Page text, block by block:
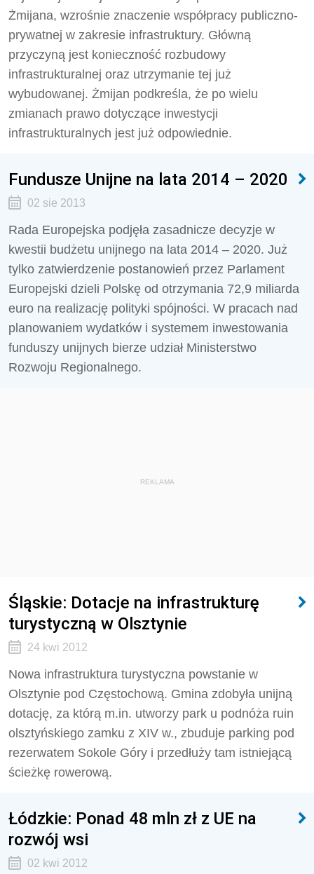
Żmijana, wzrośnie znaczenie współpracy publiczno-
prywatnej w zakresie infrastruktury. Główną
przyczyną jest konieczność rozbudowy
infrastrukturalnej oraz utrzymanie tej już
wybudowanej. Żmijan podkreśla, że po wielu
zmianach prawo dotyczące inwestycji
infrastrukturalnych jest już odpowiednie.
Fundusze Unijne na lata 2014 – 2020
02 sie 2013
Rada Europejska podjęła zasadnicze decyzje w
kwestii budżetu unijnego na lata 2014 – 2020. Już
tylko zatwierdzenie postanowień przez Parlament
Europejski dzieli Polskę od otrzymania 72,9 miliarda
euro na realizację polityki spójności. W pracach nad
planowaniem wydatków i systemem inwestowania
funduszy unijnych bierze udział Ministerstwo
Rozwoju Regionalnego.
REKLAMA
Śląskie: Dotacje na infrastrukturę
turystyczną w Olsztynie
24 kwi 2012
Nowa infrastruktura turystyczna powstanie w
Olsztynie pod Częstochową. Gmina zdobyła unijną
dotację, za którą m.in. utworzy park u podnóża ruin
olsztyńskiego zamku z XIV w., zbuduje parking pod
rezerwatem Sokole Góry i przedłuży tam istniejącą
ścieżkę rowerową.
Łódzkie: Ponad 48 mln zł z UE na
rozwój wsi
02 kwi 2012